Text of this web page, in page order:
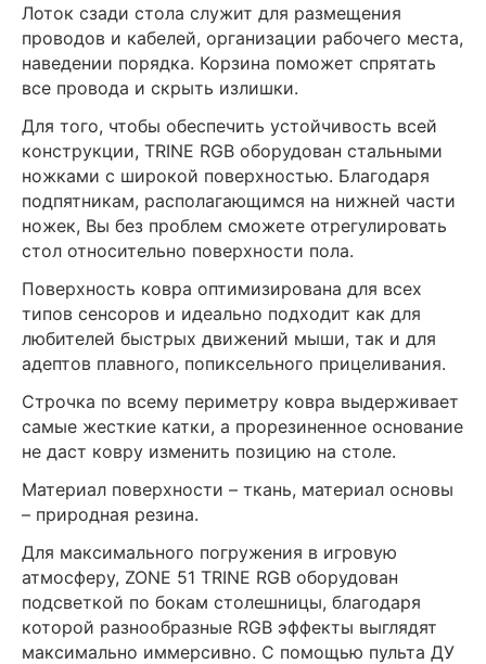
Лоток сзади стола служит для размещения
проводов и кабелей, организации рабочего места,
наведении порядка. Корзина поможет спрятать
все провода и скрыть излишки.
Для того, чтобы обеспечить устойчивость всей
конструкции, TRINE RGB оборудован стальными
ножками с широкой поверхностью. Благодаря
подпятникам, располагающимся на нижней части
ножек, Вы без проблем сможете отрегулировать
стол относительно поверхности пола.
Поверхность ковра оптимизирована для всех
типов сенсоров и идеально подходит как для
любителей быстрых движений мыши, так и для
адептов плавного, попиксельного прицеливания.
Строчка по всему периметру ковра выдерживает
самые жесткие катки, а прорезиненное основание
не даст ковру изменить позицию на столе.
Материал поверхности – ткань, материал основы
– природная резина.
Для максимального погружения в игровую
атмосферу, ZONE 51 TRINE RGB оборудован
подсветкой по бокам столешницы, благодаря
которой разнообразные RGB эффекты выглядят
максимально иммерсивно. С помощью пульта ДУ